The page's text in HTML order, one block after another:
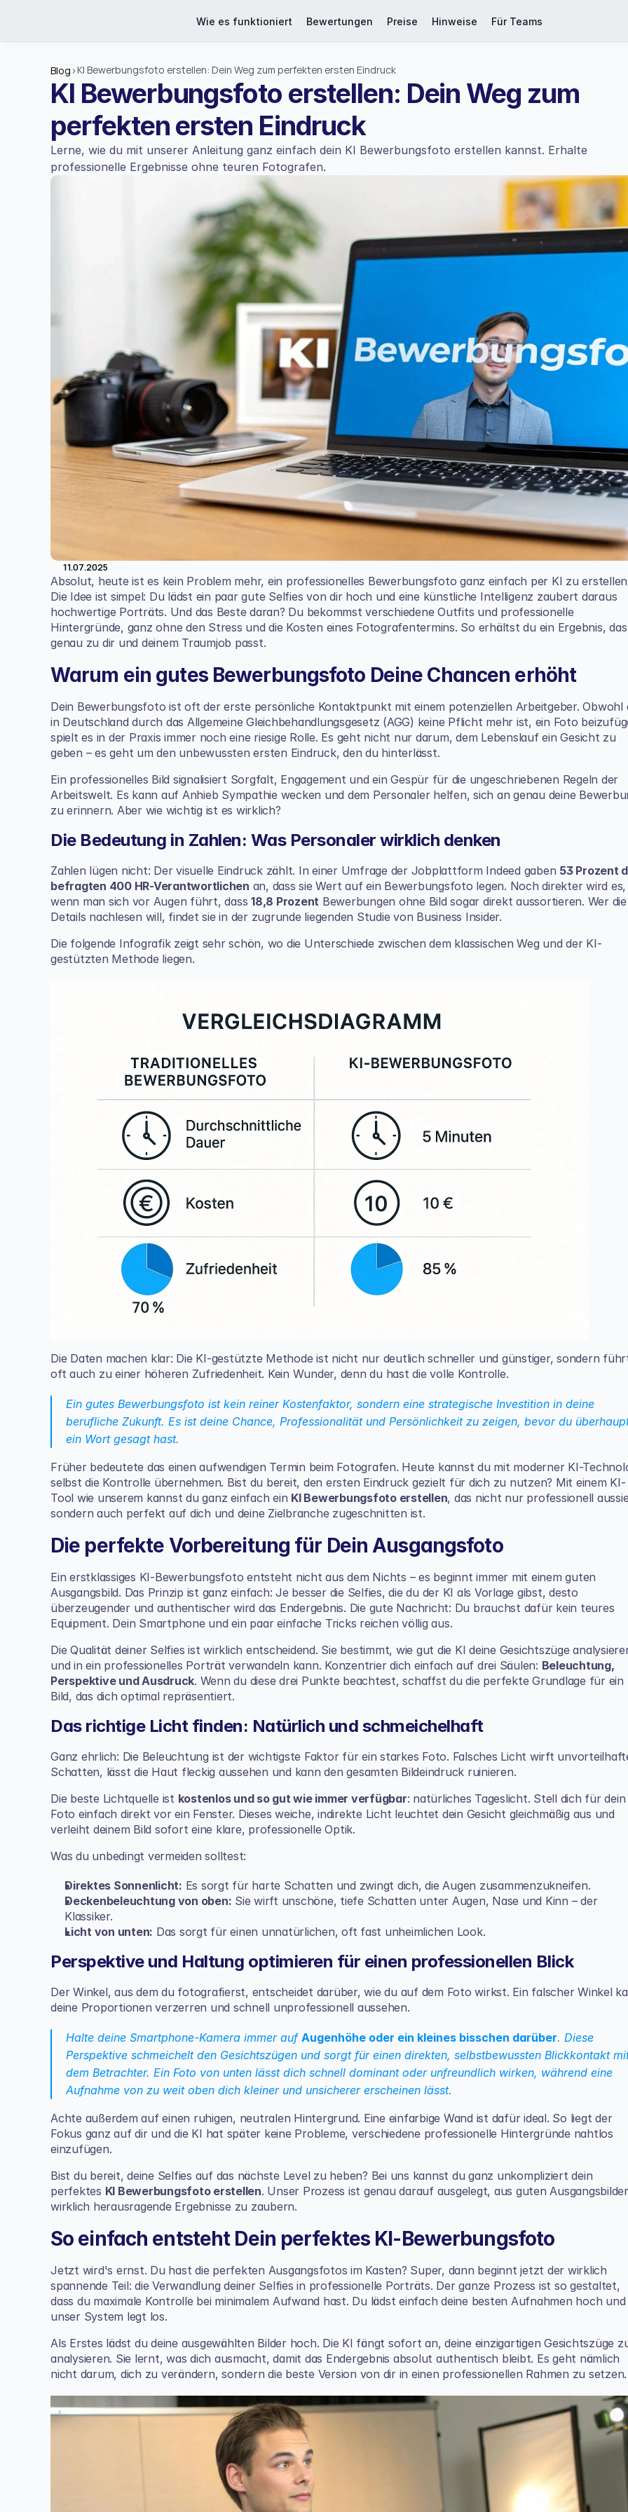
Wie es funktioniert Bewertungen Preise Hinweise Für Teams
Blog >KI Bewerbungsfoto erstellen: Dein Weg zum perfekten ersten Eindruck
KI Bewerbungsfoto erstellen: Dein Weg zum
perfekten ersten Eindruck
Lerne, wie du mit unserer Anleitung ganz einfach dein KI Bewerbungsfoto erstellen kannst. Erhalte
professionelle Ergebnisse ohne teuren Fotografen.
11.07.2025
Absolut, heute ist es kein Problem mehr, ein professionelles Bewerbungsfoto ganz einfach per KI zu
Die Idee ist simpel: Du lädst ein paar gute Selfies von dir hoch und eine künstliche Intelligenz zaubert daraus
hochwertige Porträts. Und das Beste daran? Du bekommst verschiedene Outfits und professionelle
Hintergründe, ganz ohne den Stress und die Kosten eines Fotografentermins. So erhältst du ein Ergebnis, das
genau zu dir und deinem Traumjob passt.
Warum ein gutes Bewerbungsfoto Deine Chancen erhöht
Dein Bewerbungsfoto ist oft der erste persönliche Kontaktpunkt mit einem potenziellen Arbeitgeber. Obwohl
in Deutschland durch das Allgemeine Gleichbehandlungsgesetz (AGG) keine Pflicht mehr ist, ein Foto
spielt es in der Praxis immer noch eine riesige Rolle. Es geht nicht nur darum, dem Lebenslauf ein Gesicht zu
geben – es geht um den unbewussten ersten Eindruck, den du hinterlässt.
Ein professionelles Bild signalisiert Sorgfalt, Engagement und ein Gespür für die ungeschriebenen Regeln der
Arbeitswelt. Es kann auf Anhieb Sympathie wecken und dem Personaler helfen, sich an genau deine
zu erinnern. Aber wie wichtig ist es wirklich?
Die Bedeutung in Zahlen: Was Personaler wirklich denken
Zahlen lügen nicht: Der visuelle Eindruck zählt. In einer Umfrage der Jobplattform Indeed gaben 53 Prozent
befragten 400 HR-Verantwortlichen an, dass sie Wert auf ein Bewerbungsfoto legen. Noch direkter wird es,
wenn man sich vor Augen führt, dass 18,8 Prozent Bewerbungen ohne Bild sogar direkt aussortieren. Wer die
Details nachlesen will, findet sie in der zugrunde liegenden Studie von Business Insider.
Die folgende Infografik zeigt sehr schön, wo die Unterschiede zwischen dem klassischen Weg und der KI-
gestützten Methode liegen.
Die Daten machen klar: Die KI-gestützte Methode ist nicht nur deutlich schneller und günstiger, sondern
oft auch zu einer höheren Zufriedenheit. Kein Wunder, denn du hast die volle Kontrolle.
Ein gutes Bewerbungsfoto ist kein reiner Kostenfaktor, sondern eine strategische Investition in deine
berufliche Zukunft. Es ist deine Chance, Professionalität und Persönlichkeit zu zeigen, bevor du
ein Wort gesagt hast.
Früher bedeutete das einen aufwendigen Termin beim Fotografen. Heute kannst du mit moderner KI-
selbst die Kontrolle übernehmen. Bist du bereit, den ersten Eindruck gezielt für dich zu nutzen? Mit einem KI-
Tool wie unserem kannst du ganz einfach ein KI Bewerbungsfoto erstellen, das nicht nur professionell
sondern auch perfekt auf dich und deine Zielbranche zugeschnitten ist.
Die perfekte Vorbereitung für Dein Ausgangsfoto
Ein erstklassiges KI-Bewerbungsfoto entsteht nicht aus dem Nichts – es beginnt immer mit einem guten
Ausgangsbild. Das Prinzip ist ganz einfach: Je besser die Selfies, die du der KI als Vorlage gibst, desto
überzeugender und authentischer wird das Endergebnis. Die gute Nachricht: Du brauchst dafür kein teures
Equipment. Dein Smartphone und ein paar einfache Tricks reichen völlig aus.
Die Qualität deiner Selfies ist wirklich entscheidend. Sie bestimmt, wie gut die KI deine Gesichtszüge
und in ein professionelles Porträt verwandeln kann. Konzentrier dich einfach auf drei Säulen: Beleuchtung,
Perspektive und Ausdruck. Wenn du diese drei Punkte beachtest, schaffst du die perfekte Grundlage für ein
Bild, das dich optimal repräsentiert.
Das richtige Licht finden: Natürlich und schmeichelhaft
Ganz ehrlich: Die Beleuchtung ist der wichtigste Faktor für ein starkes Foto. Falsches Licht wirft
Schatten, lässt die Haut fleckig aussehen und kann den gesamten Bildeindruck ruinieren.
Die beste Lichtquelle ist kostenlos und so gut wie immer verfügbar: natürliches Tageslicht. Stell dich für dein
Foto einfach direkt vor ein Fenster. Dieses weiche, indirekte Licht leuchtet dein Gesicht gleichmäßig aus und
verleiht deinem Bild sofort eine klare, professionelle Optik.
Was du unbedingt vermeiden solltest:
Direktes Sonnenlicht: Es sorgt für harte Schatten und zwingt dich, die Augen zusammenzukneifen.
Deckenbeleuchtung von oben: Sie wirft unschöne, tiefe Schatten unter Augen, Nase und Kinn – der
Klassiker.
Licht von unten: Das sorgt für einen unnatürlichen, oft fast unheimlichen Look.
Perspektive und Haltung optimieren für einen professionellen Blick
Der Winkel, aus dem du fotografierst, entscheidet darüber, wie du auf dem Foto wirkst. Ein falscher Winkel
deine Proportionen verzerren und schnell unprofessionell aussehen.
Halte deine Smartphone-Kamera immer auf Augenhöhe oder ein kleines bisschen darüber. Diese
Perspektive schmeichelt den Gesichtszügen und sorgt für einen direkten, selbstbewussten Blickkontakt
dem Betrachter. Ein Foto von unten lässt dich schnell dominant oder unfreundlich wirken, während eine
Aufnahme von zu weit oben dich kleiner und unsicherer erscheinen lässt.
Achte außerdem auf einen ruhigen, neutralen Hintergrund. Eine einfarbige Wand ist dafür ideal. So liegt der
Fokus ganz auf dir und die KI hat später keine Probleme, verschiedene professionelle Hintergründe nahtlos
einzufügen.
Bist du bereit, deine Selfies auf das nächste Level zu heben? Bei uns kannst du ganz unkompliziert dein
perfektes KI Bewerbungsfoto erstellen. Unser Prozess ist genau darauf ausgelegt, aus guten
wirklich herausragende Ergebnisse zu zaubern.
So einfach entsteht Dein perfektes KI-Bewerbungsfoto
Jetzt wird's ernst. Du hast die perfekten Ausgangsfotos im Kasten? Super, dann beginnt jetzt der wirklich
spannende Teil: die Verwandlung deiner Selfies in professionelle Porträts. Der ganze Prozess ist so gestaltet,
dass du maximale Kontrolle bei minimalem Aufwand hast. Du lädst einfach deine besten Aufnahmen hoch und
unser System legt los.
Als Erstes lädst du deine ausgewählten Bilder hoch. Die KI fängt sofort an, deine einzigartigen Gesichtszüge
analysieren. Sie lernt, was dich ausmacht, damit das Endergebnis absolut authentisch bleibt. Es geht nämlich
nicht darum, dich zu verändern, sondern die beste Version von dir in einen professionellen Rahmen zu setzen.